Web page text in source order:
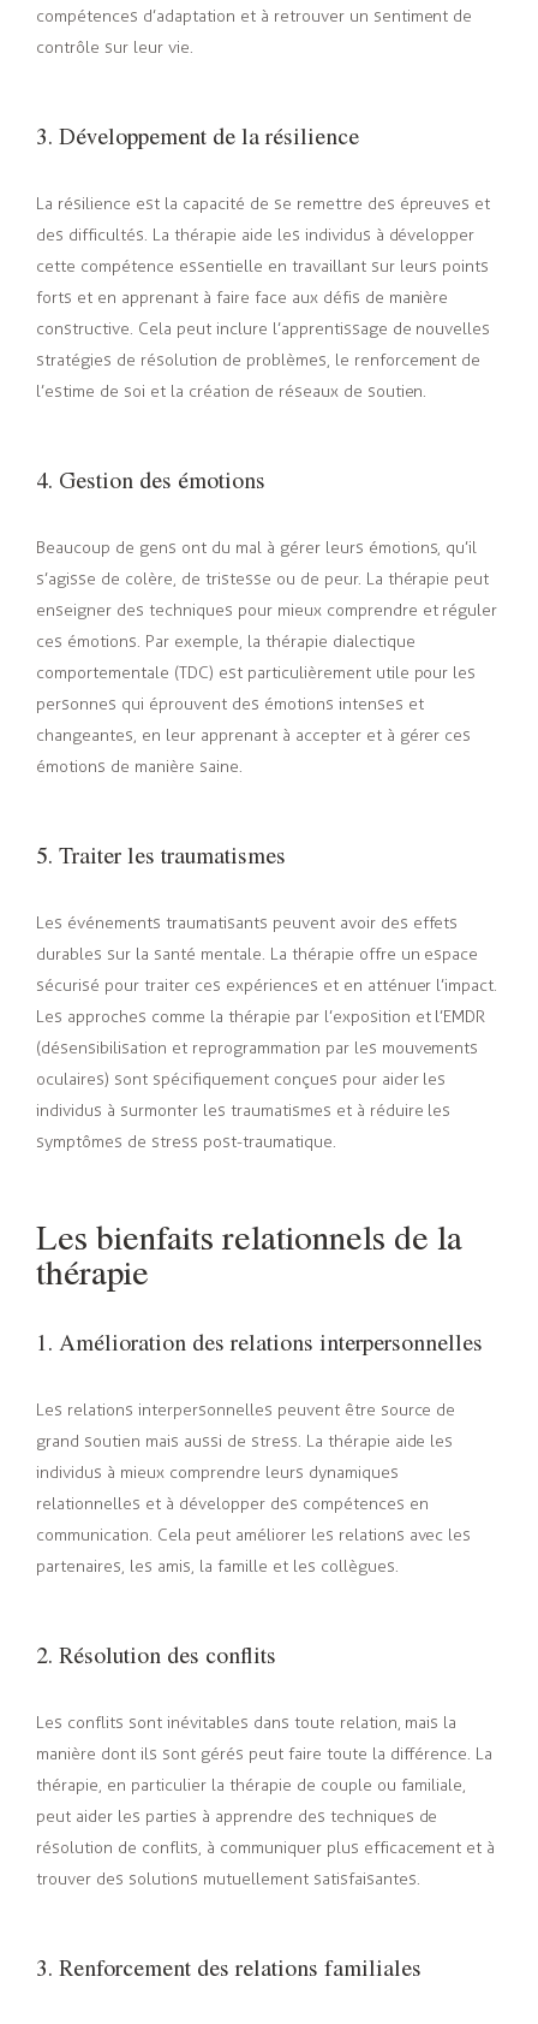
compétences d’adaptation et à retrouver un sentiment de
contrôle sur leur vie.
3. Développement de la résilience
La résilience est la capacité de se remettre des épreuves et
des difficultés. La thérapie aide les individus à développer
cette compétence essentielle en travaillant sur leurs points
forts et en apprenant à faire face aux défis de manière
constructive. Cela peut inclure l’apprentissage de nouvelles
stratégies de résolution de problèmes, le renforcement de
l’estime de soi et la création de réseaux de soutien.
4. Gestion des émotions
Beaucoup de gens ont du mal à gérer leurs émotions, qu’il
s’agisse de colère, de tristesse ou de peur. La thérapie peut
enseigner des techniques pour mieux comprendre et réguler
ces émotions. Par exemple, la thérapie dialectique
comportementale (TDC) est particulièrement utile pour les
personnes qui éprouvent des émotions intenses et
changeantes, en leur apprenant à accepter et à gérer ces
émotions de manière saine.
5. Traiter les traumatismes
Les événements traumatisants peuvent avoir des effets
durables sur la santé mentale. La thérapie offre un espace
sécurisé pour traiter ces expériences et en atténuer l’impact.
Les approches comme la thérapie par l’exposition et l’EMDR
(désensibilisation et reprogrammation par les mouvements
oculaires) sont spécifiquement conçues pour aider les
individus à surmonter les traumatismes et à réduire les
symptômes de stress post-traumatique.
Les bienfaits relationnels de la
thérapie
1. Amélioration des relations interpersonnelles
Les relations interpersonnelles peuvent être source de
grand soutien mais aussi de stress. La thérapie aide les
individus à mieux comprendre leurs dynamiques
relationnelles et à développer des compétences en
communication. Cela peut améliorer les relations avec les
partenaires, les amis, la famille et les collègues.
2. Résolution des conflits
Les conflits sont inévitables dans toute relation, mais la
manière dont ils sont gérés peut faire toute la différence. La
thérapie, en particulier la thérapie de couple ou familiale,
peut aider les parties à apprendre des techniques de
résolution de conflits, à communiquer plus efficacement et à
trouver des solutions mutuellement satisfaisantes.
3. Renforcement des relations familiales